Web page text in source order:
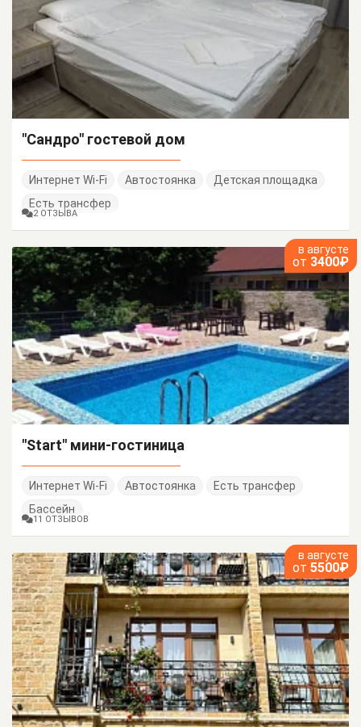
"Сандро" гостевой дом
Интернет Wi-Fi Автостоянка
Детская площадка
Есть трансфер
2 ОТЗЫВА
в августе
от 3400₽
"Start" мини-гостиница
Интернет Wi-Fi Автостоянка
Есть трансфер
Бассейн
11 ОТЗЫВОВ
в августе
от 5500₽